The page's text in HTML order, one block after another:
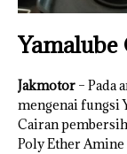
Jakmotor – Pada
mengenai fungsi
Cairan
Poly Ether